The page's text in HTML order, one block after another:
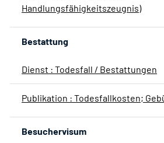
Handlungsfähigkeitszeugnis)
Bestattung
Dienst : Todesfall / Bestattungen
Publikation : Todesfallkosten;
Besuchervisum